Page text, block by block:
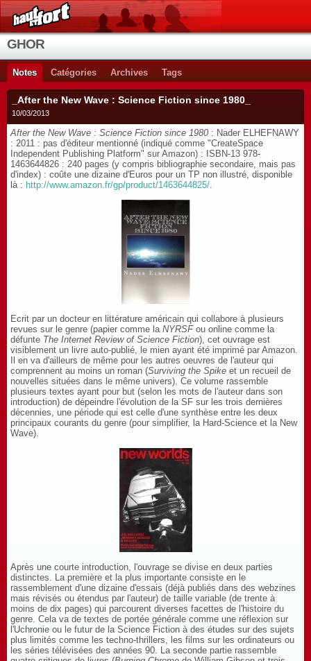
GHOR
Notes Catégories Archives Tags
_After the New Wave : Science Fiction since 1980_
10/03/2013
After the New Wave : Science Fiction since 1980 : Nader ELHEFNAWY
: 2011 : pas d'éditeur mentionné (indiqué comme "CreateSpace
Independent Publishing Platform" sur Amazon) : ISBN-13 978-
1463644826 : 240 pages (y compris bibliographie secondaire, mais pas
d'index) : coûte une dizaine d'Euros pour un TP non illustré, disponible
là : http://www.amazon.fr/gp/product/1463644825/.
Ecrit par un docteur en littérature américain qui collabore à plusieurs
revues sur le genre (papier comme la NYRSFou online comme la
défunte The Internet Review of Science Fiction), cet ouvrage est
visiblement un livre auto-publié, le mien ayant été imprimé par Amazon.
Il en va d'ailleurs de même pour les autres oeuvres de l'auteur qui
comprennent au moins un roman (Surviving the Spike et un recueil de
nouvelles situées dans le même univers). Ce volume rassemble
plusieurs textes ayant pour but (selon les mots de l'auteur dans son
introduction) de dépeindre l'évolution de la SF sur les trois dernières
décennies, une période qui est celle d'une synthèse entre les deux
principaux courants du genre (pour simplifier, la Hard-Science et la New
Wave).
Après une courte introduction, l'ouvrage se divise en deux parties
distinctes. La première et la plus importante consiste en le
rassemblement d'une dizaine d'essais (déjà publiés dans des webzines
mais révisés ou étendus par l'auteur) de taille variable (de trente à
moins de dix pages) qui parcourent diverses facettes de l'histoire du
genre. Cela va de textes de portée générale comme une réflexion sur
l'Uchronie ou le futur de la Science Fiction à des études sur des sujets
plus limités comme les techno-thrillers, les films sur les ordinateurs ou
les séries télévisées des années 90. La seconde partie rassemble